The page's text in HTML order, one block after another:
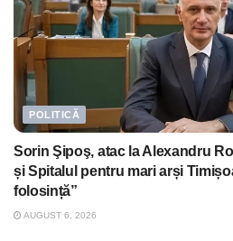
POLITICĂ
Sorin Şipoş, atac la Alexandru
și Spitalul pentru mari arși
folosință”
AUGUST 6, 2026